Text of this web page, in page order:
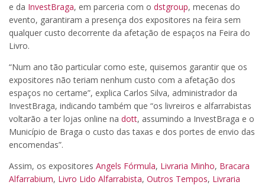
e da InvestBraga, em parceria com o dstgroup, mecenas do
evento, garantiram a presença dos expositores na feira sem
qualquer custo decorrente da afetação de espaços na Feira do
Livro.
“Num ano tão particular como este, quisemos garantir que os
expositores não teriam nenhum custo com a afetação dos
espaços no certame”, explica Carlos Silva, administrador da
InvestBraga, indicando também que “os livreiros e alfarrabistas
voltarão a ter lojas online na dott, assumindo a InvestBraga e o
Município de Braga o custo das taxas e dos portes de envio das
encomendas”.
Assim, os expositores Angels Fórmula, Livraria Minho, Bracara
Alfarrabium, Livro Lido Alfarrabista, Outros Tempos, Livraria